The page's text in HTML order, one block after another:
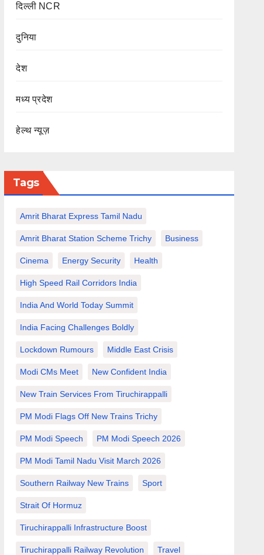
दिल्ली NCR
दुनिया
देश
मध्य प्रदेश
हेल्थ न्यूज़
Tags
Amrit Bharat Express Tamil Nadu
Amrit Bharat Station Scheme Trichy Business
Cinema Energy Security Health
High Speed Rail Corridors India
India And World Today Summit
India Facing Challenges Boldly
Lockdown Rumours Middle East Crisis
Modi CMs Meet New Confident India
New Train Services From Tiruchirappalli
PM Modi Flags Off New Trains Trichy
PM Modi Speech PM Modi Speech 2026
PM Modi Tamil Nadu Visit March 2026
Southern Railway New Trains Sport
Strait Of Hormuz
Tiruchirappalli Infrastructure Boost
Tiruchirappalli Railway Revolution Travel